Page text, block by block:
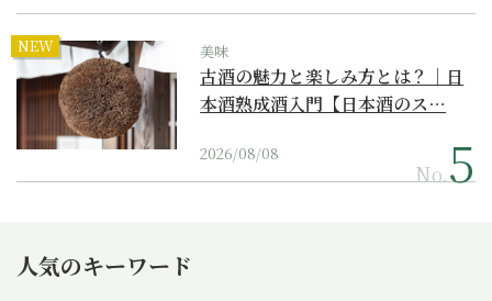
NEW 美味
古酒の魅力と楽しみ方とは？｜日
本酒熟成酒入門【日本酒のス…
2026/08/08
No.
人気のキーワード